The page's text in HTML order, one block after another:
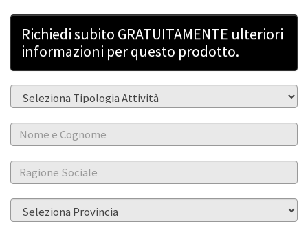
Richiedi subito GRATUITAMENTE ulteriori
informazioni per questo prodotto.